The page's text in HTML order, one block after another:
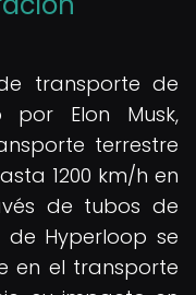
transporte de
por Elon Musk,
terrestre
1200 km/h en
de tubos de
Hyperloop se
en el transporte